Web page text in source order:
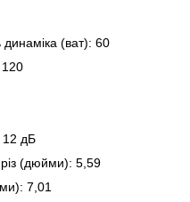
динаміка (ват): 60
120
12 дБ
(дюйми): 5,59
7,01